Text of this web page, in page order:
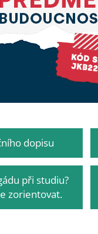
dopisu
při studiu?
zorientovat.